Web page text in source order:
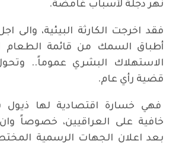
نهر دجلة لأسباب غامضة.
فقد اخرجت الكارثة البيئية، والى
أطباق السمك من قائمة الطعام
الاستهلاك البشري عموماً..
قضية رأي عام.
فهي خسارة اقتصادية لها ذيول
خافية على العراقيين، خصوصاً
بعد اعلان الجهات الرسمية